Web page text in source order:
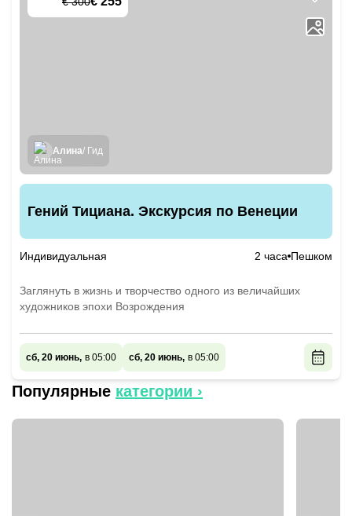
Алина/ Гид
Гений Тициана. Экскурсия по Венеции
Индивидуальная 2 часа Пешком
Заглянуть в жизнь и творчество одного из величайших
художников эпохи Возрождения
сб, 20 июнь, в 05:00 сб, 20 июнь, в 05:00
Популярные категории ›